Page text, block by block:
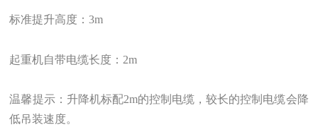
标准提升高度：3m
起重机自带电缆长度：2m
温馨提示：升降机标配2m的控制电缆，较长的控制电缆会降
低吊装速度。